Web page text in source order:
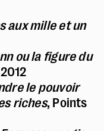
aux mille et un
ou la figure du
le pouvoir
riches, Points